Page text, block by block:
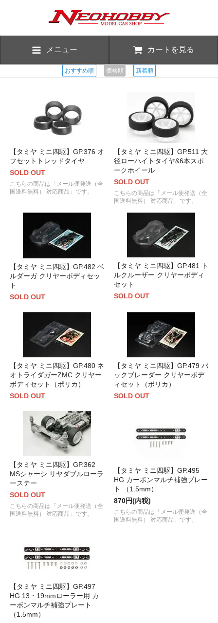
メニュー カートを見る
おすすめ順 価格順 新着順
【タミヤ ミニ四駆】GP.376 オ
フセットトレッドタイヤ
SOLD OUT
こちらの商品は「メール便発送（全
国送料無料） 対応商品」です。
【タミヤ ミニ四駆】GP.511 大
径ローハイトタイヤ&6本スポ
ークホイール
SOLD OUT
こちらの商品は「メール便発送（全
国送料無料） 対応商品」です。
【タミヤ ミニ四駆】GP.482 ベ
ルダーガ クリヤーボディセッ
ト
SOLD OUT
【タミヤ ミニ四駆】GP.481 ト
ルクルーザー クリヤーボディ
セット
SOLD OUT
【タミヤ ミニ四駆】GP.480 ネ
オトライダガーZMC クリヤー
ボディセット（ポリカ）
SOLD OUT
【タミヤ ミニ四駆】GP.479 バ
ックブレーダー クリヤーボデ
ィセット（ポリカ）
SOLD OUT
【タミヤ ミニ四駆】GP.362
MSシャーシ リヤダブルローラ
ーステー
SOLD OUT
こちらの商品は「メール便発送（全
国送料無料） 対応商品」です。
【タミヤ ミニ四駆】GP.495
HG カーボンマルチ補強プレー
ト （1.5mm）
870円(内税)
こちらの商品は「メール便発送（全
国送料無料） 対応商品」です。
【タミヤ ミニ四駆】GP.497
HG 13・19mmローラー用 カ
ーボンマルチ補強プレート
（1.5mm）